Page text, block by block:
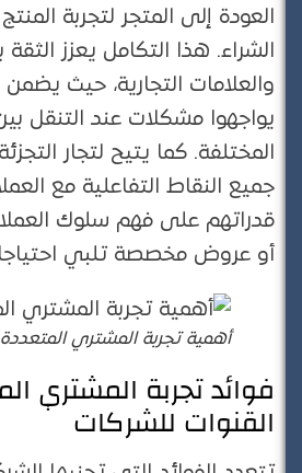
العودة إلى المتجر لتجربة
الشراء. هذا التكامل يعزز الثقة
والعلامات التجارية، حيث يضمن
يواجهوا مشكلات عند التنقل بين
المختلفة. كما يتيح لتجار
جميع النقاط التفاعلية مع
قدراتهم على فهم سلوك
أو عروض مخصصة تلبي
أهمية تجربة المشتري المتعددة
فوائد تجربة المشتري
القنوات للشركات